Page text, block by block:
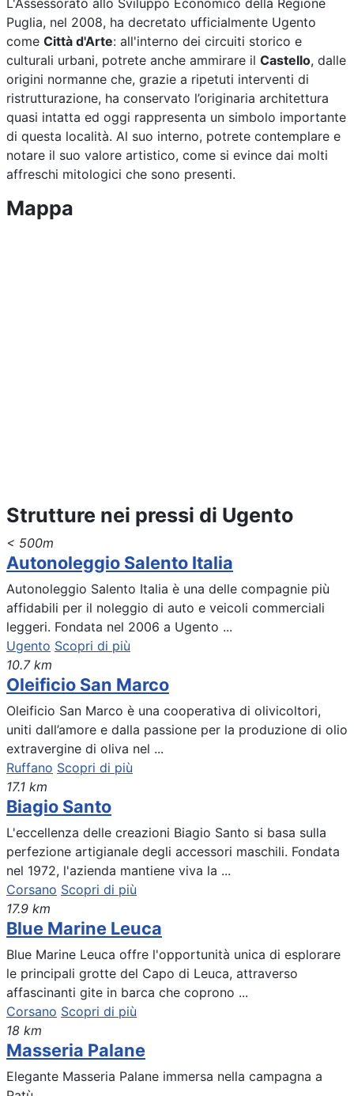
L'Assessorato allo Sviluppo Economico della Regione
Puglia, nel 2008, ha decretato ufficialmente Ugento
come Città d'Arte: all'interno dei circuiti storico e
culturali urbani, potrete anche ammirare il Castello, dalle
origini normanne che, grazie a ripetuti interventi di
ristrutturazione, ha conservato l’originaria architettura
quasi intatta ed oggi rappresenta un simbolo importante
di questa località. Al suo interno, potrete contemplare e
notare il suo valore artistico, come si evince dai molti
affreschi mitologici che sono presenti.
Mappa
Strutture nei pressi di Ugento
< 500m
Autonoleggio Salento Italia
Autonoleggio Salento Italia è una delle compagnie più
affidabili per il noleggio di auto e veicoli commerciali
leggeri. Fondata nel 2006 a Ugento ...
Ugento Scopri di più
10.7 km
Oleificio San Marco
Oleificio San Marco è una cooperativa di olivicoltori,
uniti dall’amore e dalla passione per la produzione di olio
extravergine di oliva nel ...
Ruffano Scopri di più
17.1 km
Biagio Santo
L'eccellenza delle creazioni Biagio Santo si basa sulla
perfezione artigianale degli accessori maschili. Fondata
nel 1972, l'azienda mantiene viva la ...
Corsano Scopri di più
17.9 km
Blue Marine Leuca
Blue Marine Leuca offre l'opportunità unica di esplorare
le principali grotte del Capo di Leuca, attraverso
affascinanti gite in barca che coprono ...
Corsano Scopri di più
18 km
Masseria Palane
Elegante Masseria Palane immersa nella campagna a